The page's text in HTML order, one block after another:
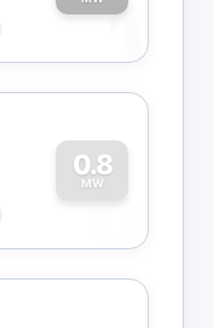
1
0.8
MW
0